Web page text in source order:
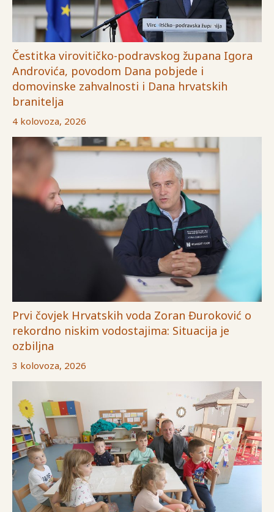
Čestitka virovitičko-podravskog župana Igora
Androvića, povodom Dana pobjede i
domovinske zahvalnosti i Dana hrvatskih
branitelja
4 kolovoza, 2026
Prvi čovjek Hrvatskih voda Zoran Đuroković o
rekordno niskim vodostajima: Situacija je
ozbiljna
3 kolovoza, 2026